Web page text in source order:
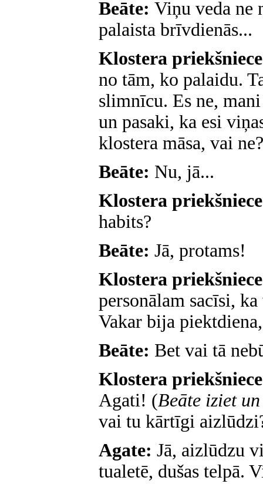
Beāte: Viņu veda ne
palaista brīvdienās...
Klostera
no tām, ko palaidu.
slimnīcu. Es ne,
un pasaki, ka esi
klostera māsa, vai ne?
Beāte: Nu, jā...
Klostera
habits?
Beāte: Jā, protams!
Klostera
personālam sacīsi,
Vakar bija
Beāte: Bet vai tā
Klostera
Agati! (Beāte iziet
vai tu kārtīgi
Agate: Jā, aizlūdzu
tualetē, dušas telpā.